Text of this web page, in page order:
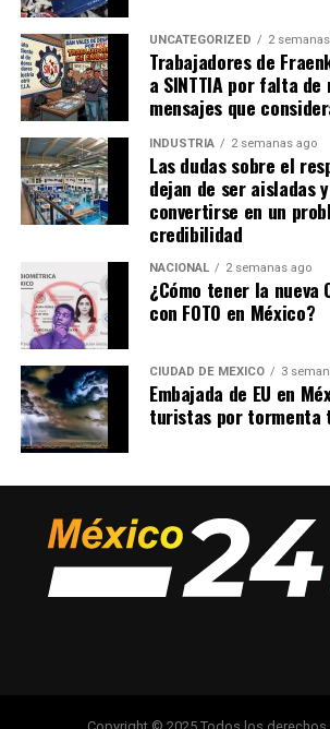
UNCATEGORIZED 2
Trabajadores de
a SINTTIA por falta
mensajes que
INDUSTRIA 2 semanas ago
Las dudas sobre el
dejan de ser aisladas
convertirse en un
credibilidad
NACIONAL 2 semanas ago
¿Cómo tener la nueva
con FOTO en México?
CIUDAD DE MÉXICO 3
Embajada de EU en
turistas por tormenta